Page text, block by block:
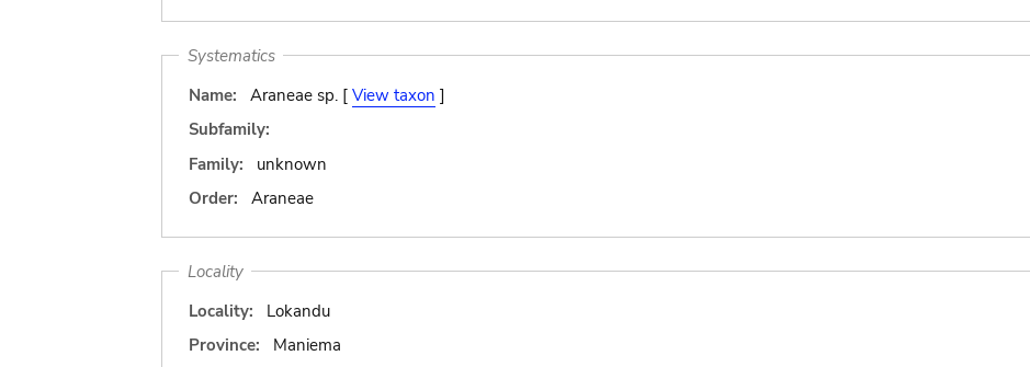
Systematics
Name:
Araneae sp. [ View taxon ]
Subfamily:
Family:
unknown
Order:
Araneae
Locality
Locality:
Lokandu
Province:
Maniema